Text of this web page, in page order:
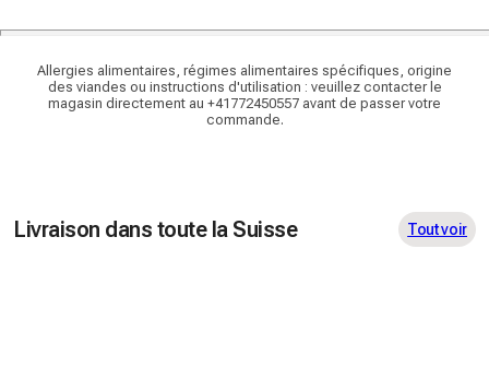
Allergies alimentaires, régimes alimentaires spécifiques, origine
des viandes ou instructions d'utilisation : veuillez contacter le
magasin directement au +41772450557 avant de passer votre
commande.
Livraison dans toute la Suisse Tout voir